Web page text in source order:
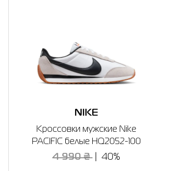
NIKE
Кроссовки мужские Nike
PACIFIC белые HQ2052-100
4 990 ₴ 40%